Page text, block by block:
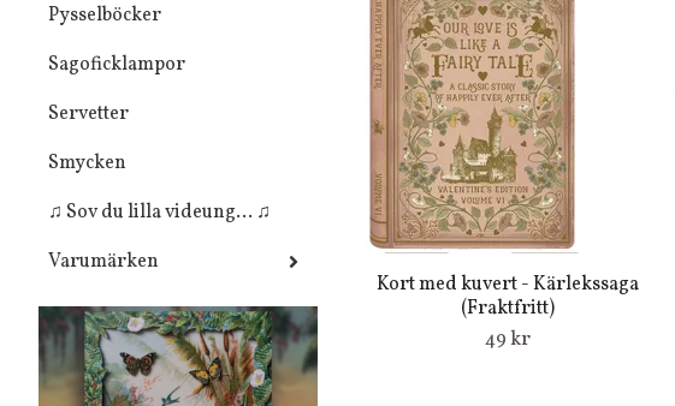
Pysselböcker
Sagoficklampor
Servetter
Smycken
♫ Sov du lilla videung... ♫
Varumärken
Kort med kuvert - Kärlekssaga
(Fraktfritt)
49 kr